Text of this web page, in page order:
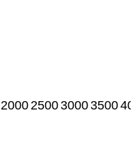
2000250030003500